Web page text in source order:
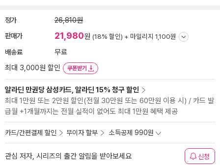
정가 26,810원
판매가 21,980원 (18% 할인) + 마일리지 1,100원
배송료
무료
최대 3,000원 할인
쿠폰받기
알라딘 만권당 삼성카드, 알라딘 15% 청구 할인
최대 1만원 또는 2만원 할인(전월 30만원 또는 60만원 이용 시) / 카드 발
급월 +1개월까지는 전월 실적이 없어도 최대 1만원 혜택 제공
카드/간편결제 할인 무이자 할부 소득공제 990원
관심 저자, 시리즈의 출간 알림을 받아보세요 신청